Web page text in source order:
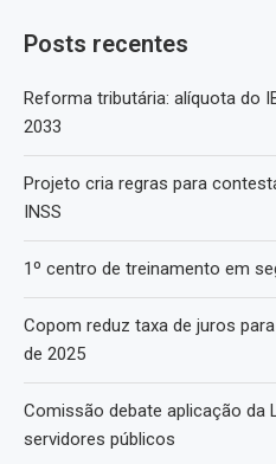
Posts recentes
Reforma tributária: alíquota do
2033
Projeto cria regras para
INSS
1º centro de treinamento em
Copom reduz taxa de juros
de 2025
Comissão debate aplicação da
servidores públicos